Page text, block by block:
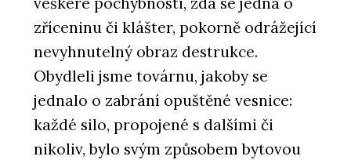
zříceninu či klášter, pokorně odrážející
nevyhnutelný obraz destrukce.
Obydleli jsme továrnu, jakoby se
jednalo o zabrání opuštěné vesnice:
každé silo, propojené s dalšími či
nikoliv, bylo svým způsobem bytovou